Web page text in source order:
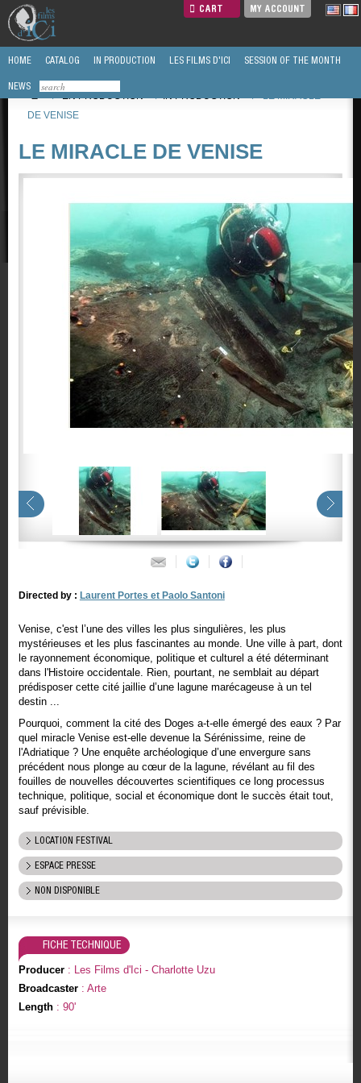
CART MY ACCOUNT
HOME CATALOG IN PRODUCTION LES FILMS D'ICI SESSION OF THE MONTH
NEWS
/
EN PRODUCTION / IN PRODUCTION /
LE MIRACLE
DE VENISE
LE MIRACLE DE VENISE
Directed by : Laurent Portes et Paolo Santoni
Venise, c'est l’une des villes les plus singulières, les plus
mystérieuses et les plus fascinantes au monde. Une ville à part, dont
le rayonnement économique, politique et culturel a été déterminant
dans l'Histoire occidentale. Rien, pourtant, ne semblait au départ
prédisposer cette cité jaillie d’une lagune marécageuse à un tel
destin ...
Pourquoi, comment la cité des Doges a-t-elle émergé des eaux ? Par
quel miracle Venise est-elle devenue la Sérénissime, reine de
l'Adriatique ? Une enquête archéologique d’une envergure sans
précédent nous plonge au cœur de la lagune, révélant au fil des
fouilles de nouvelles découvertes scientifiques ce long processus
technique, politique, social et économique dont le succès était tout,
sauf prévisible.
LOCATION FESTIVAL
ESPACE PRESSE
NON DISPONIBLE
FICHE TECHNIQUE
Producer: Les Films d'Ici - Charlotte Uzu
Broadcaster: Arte
Length: 90'